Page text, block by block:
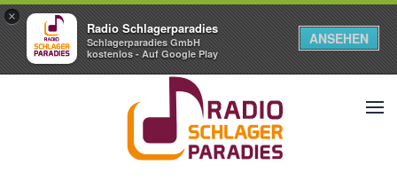
×
Radio Schlagerparadies
Schlagerparadies GmbH
kostenlos - Auf Google Play
ANSEHEN